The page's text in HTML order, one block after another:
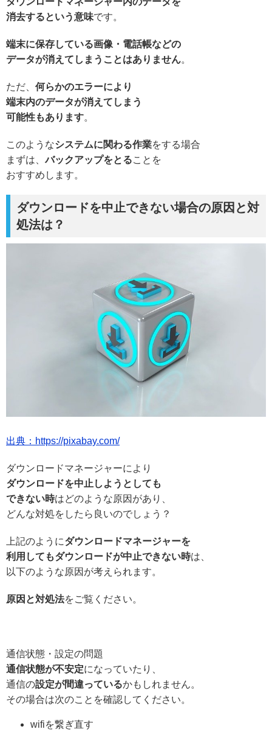
消去するという意味です。
端末に保存している画像・電話帳などの
データが消えてしまうことはありません。
ただ、 何らかのエラーにより
端末内のデータが消えてしまう
可能性もあります。
このようなシステムに関わる作業をする場合
まずは、バックアップをとることを
おすすめします。
ダウンロードを中止できない場合の原因と対
処法は？
出典：https://pixabay.com/
ダウンロードマネージャーにより
ダウンロードを中止しようとしても
できない時はどのような原因があり、
どんな対処をしたら良いのでしょう？
上記のようにダウンロードマネージャーを
利用してもダウンロードが中止できない時は、
以下のような原因が考えられます。
原因と対処法をご覧ください。
通信状態・設定の問題
通信状態が不安定になっていたり、
通信の設定が間違っているかもしれません。
その場合は次のことを確認してください。
wifiを繋ぎ直す